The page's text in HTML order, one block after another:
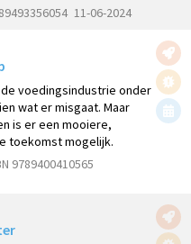
11-06-2024
voedingsindustrie onder
wat er misgaat. Maar
is er een mooiere,
toekomst mogelijk.
9789400410565